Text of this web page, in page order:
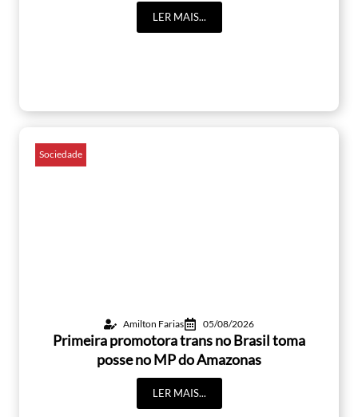
LER MAIS...
Sociedade
Amilton Farias 05/08/2026
Primeira promotora trans no Brasil toma
posse no MP do Amazonas
LER MAIS...